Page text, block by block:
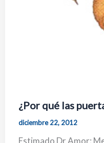
¿Por qué las
diciembre 22, 2012
Estimado Dr Amor: